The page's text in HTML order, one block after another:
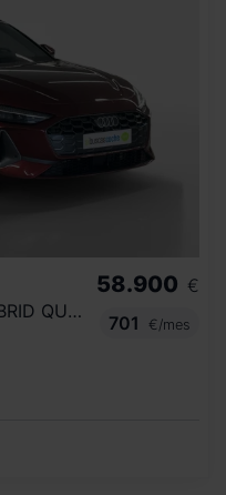
A5 AVANT ADVANCED E HYBRID QUATTRO 220 KW S TRONIC
58.900 €
701
€/mes